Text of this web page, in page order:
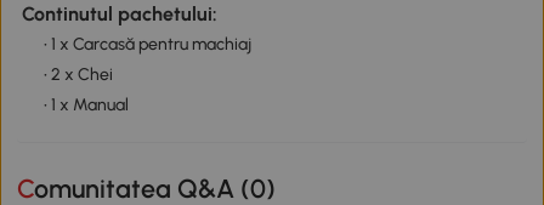
Continutul pachetului:
• 1 x Carcasă pentru machiaj
• 2 x Chei
• 1 x Manual
Comunitatea Q&A (0)